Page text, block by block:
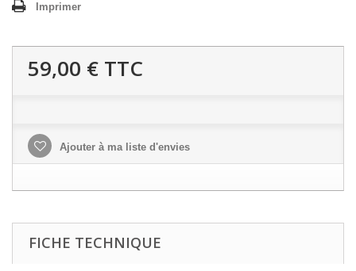
Imprimer
59,00 € TTC
Ajouter à ma liste d'envies
FICHE TECHNIQUE